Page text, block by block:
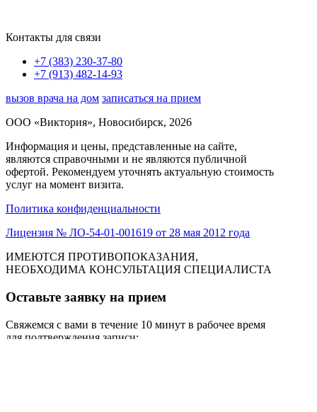
Контакты для связи
+7 (383) 230-37-80
+7 (913) 482-14-93
вызов врача на дом записаться на прием
ООО «Виктория», Новосибирск, 2026
Информация и цены, представленные на сайте,
являются справочными и не являются публичной
офертой. Рекомендуем уточнять актуальную стоимость
услуг на момент визита.
Политика конфиденциальности
Лицензия № ЛО-54-01-001619 от 28 мая 2012 года
ИМЕЮТСЯ ПРОТИВОПОКАЗАНИЯ,
НЕОБХОДИМА КОНСУЛЬТАЦИЯ СПЕЦИАЛИСТА
Оставьте заявку на прием
Свяжемся с вами в течение 10 минут в рабочее время
для подтверждения записи: